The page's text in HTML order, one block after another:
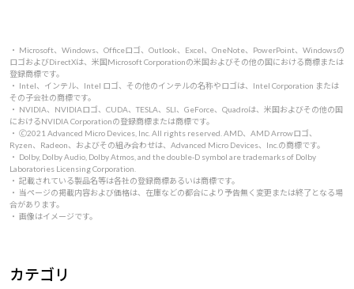
・ Microsoft、Windows、Officeロゴ、Outlook、Excel、OneNote、PowerPoint、Windowsの
ロゴおよびDirectXは、米国Microsoft Corporationの米国およびその他の国における商標または
登録商標です。
・ Intel、インテル、Intel ロゴ、その他のインテルの名称やロゴは、Intel Corporation または
その子会社の商標です。
・ NVIDIA、NVIDIAロゴ、CUDA、TESLA、SLI、GeForce、Quadroは、米国およびその他の国
におけるNVIDIA Corporationの登録商標または商標です。
・ 🄫2021 Advanced Micro Devices, Inc. All rights reserved. AMD、AMD Arrowロゴ、
Ryzen、Radeon、およびその組み合わせは、Advanced Micro Devices、Inc.の商標です。
・ Dolby, Dolby Audio, Dolby Atmos, and the double-D symbol are trademarks of Dolby
Laboratories Licensing Corporation.
・ 記載されている製品名等は各社の登録商標あるいは商標です。
・ 当ページの掲載内容および価格は、在庫などの都合により予告無く変更または終了となる場
合があります。
・ 画像はイメージです。
カテゴリ